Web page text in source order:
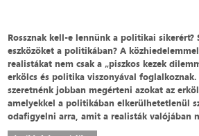
Rossznak kell-e lennünk a politikai sikerért?
eszközöket a politikában? A
realistákat nem csak a „piszkos kezek
erkölcs és politika viszonyával
szeretnénk jobban megérteni azokat az
amelyekkel a politikában elkerülhetetlenül
odafigyelni arra, amit a realisták valójában